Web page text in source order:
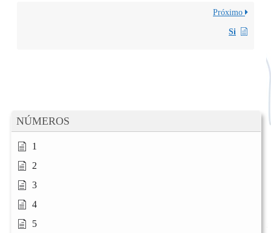
NÚMEROS
1
2
3
4
5
Próximo
Si